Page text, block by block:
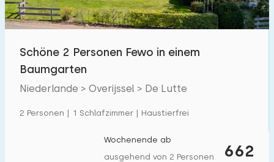
Schöne 2 Personen Fewo in einem
Baumgarten
Niederlande > Overijssel > De Lutte
2 Personen | 1 Schlafzimmer | Haustierfrei
662
Wochenende ab
ausgehend von 2 Personen